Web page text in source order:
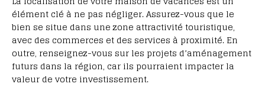
élément clé à ne pas négliger. Assurez-vous que le
bien se situe dans une zone attractivité touristique,
avec des commerces et des services à proximité. En
outre, renseignez-vous sur les projets d’aménagement
futurs dans la région, car ils pourraient impacter la
valeur de votre investissement.